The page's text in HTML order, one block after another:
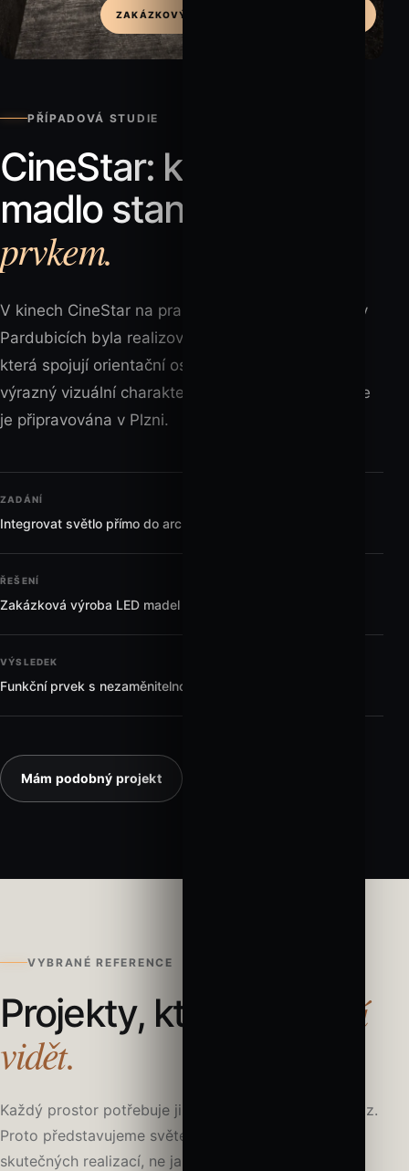
ZAKÁZKOVÝ DETAIL / FUNKCE / ATMOSFÉRA
PŘÍPADOVÁ STUDIE
CineStar: když se
madlo stane
prvkem.
V kinech CineStar na pražském Černém Mostě a v
Pardubicích byla realizována atypická LED madla,
která spojují orientační osvětlení, bezpečnost a
výrazný vizuální charakter prostoru. Další realizace
je připravována v Plzni.
ZADÁNÍ
Integrovat světlo přímo do architektury chodby
ŘEŠENÍ
Zakázková výroba LED madel v potřebných délkách
VÝSLEDEK
Funkční prvek s nezaměnitelnou atmosférou
Mám podobný projekt
VYBRANÉ REFERENCE
Projekty, které
zůstávají
vidět.
Každý prostor potřebuje jinou intenzitu, optiku i výraz.
Proto představujeme světelná řešení v kontextu
skutečných realizací, ne jako izolované produkty.